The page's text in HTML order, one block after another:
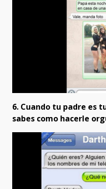
6. Cuando tu padre es
sabes como hacerle